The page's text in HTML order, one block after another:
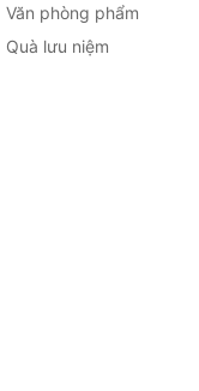
Văn phòng phẩm
Quà lưu niệm